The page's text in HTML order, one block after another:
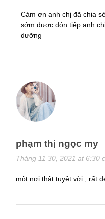
Cảm ơn anh chị đã chia
sớm được đón tiếp anh
dưỡng
phạm thị ngọc my
Tháng 11 30, 2021 at 6:30
một nơi thật tuyệt vời , rất